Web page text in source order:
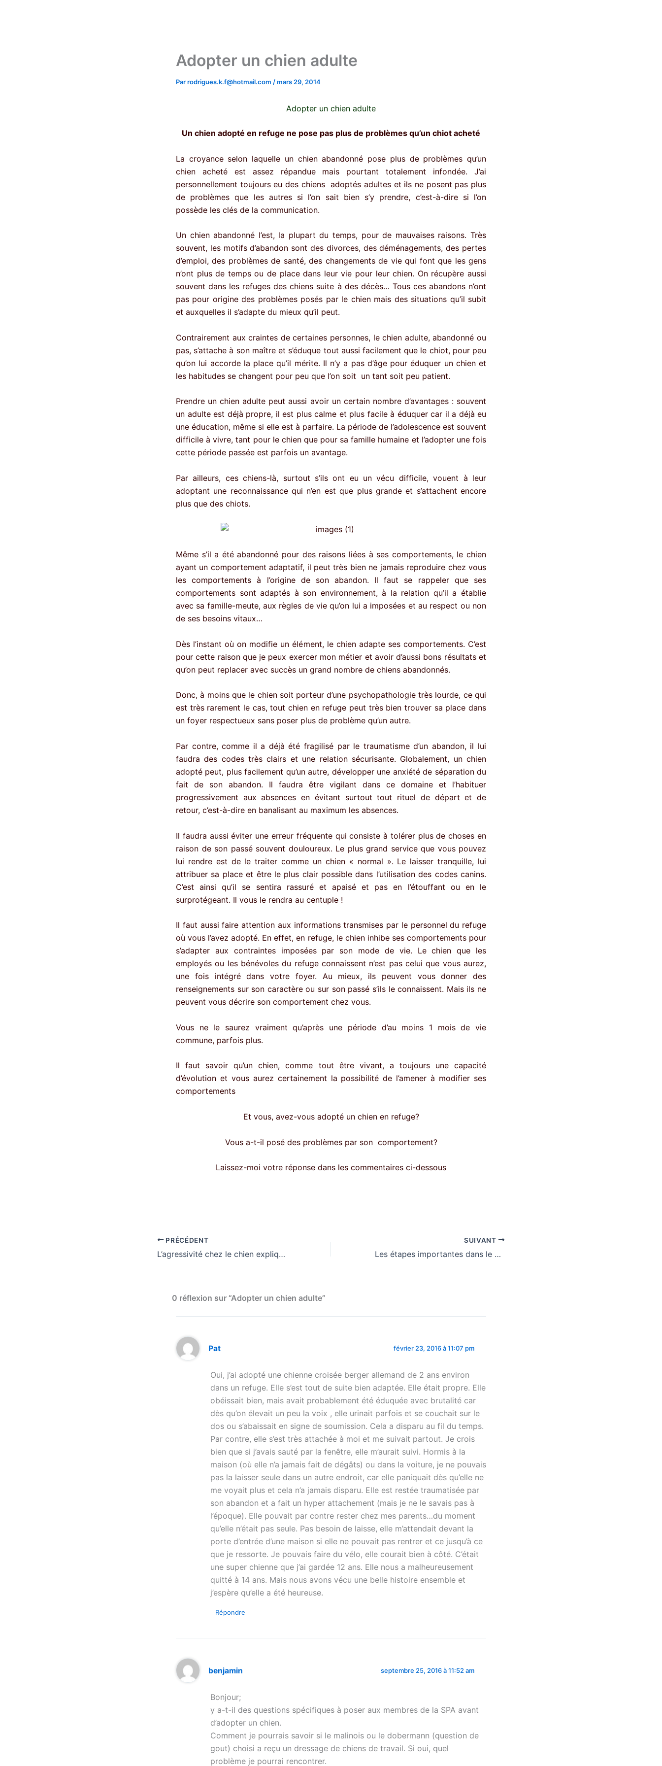
Adopter un chien adulte
Parrodrigues.k.f@hotmail.com /mars 29, 2014
Adopter un chien adulte
Un chien adopté en refuge ne pose pas plus de problèmes qu’un chiot acheté
La croyance selon laquelle un chien abandonné pose plus de problèmes qu’un
chien acheté est assez répandue mais pourtant totalement infondée. J’ai
personnellement toujours eu des chiens adoptés adultes et ils ne posent pas plus
de problèmes que les autres si l’on sait bien s’y prendre, c’est-à-dire si l’on
possède les clés de la communication.
Un chien abandonné l’est, la plupart du temps, pour de mauvaises raisons. Très
souvent, les motifs d’abandon sont des divorces, des déménagements, des pertes
d’emploi, des problèmes de santé, des changements de vie qui font que les gens
n’ont plus de temps ou de place dans leur vie pour leur chien. On récupère aussi
souvent dans les refuges des chiens suite à des décès… Tous ces abandons n’ont
pas pour origine des problèmes posés par le chien mais des situations qu’il subit
et auxquelles il s’adapte du mieux qu’il peut.
Contrairement aux craintes de certaines personnes, le chien adulte, abandonné ou
pas, s’attache à son maître et s’éduque tout aussi facilement que le chiot, pour peu
qu’on lui accorde la place qu’il mérite. Il n’y a pas d’âge pour éduquer un chien et
les habitudes se changent pour peu que l’on soit un tant soit peu patient.
Prendre un chien adulte peut aussi avoir un certain nombre d’avantages : souvent
un adulte est déjà propre, il est plus calme et plus facile à éduquer car il a déjà eu
une éducation, même si elle est à parfaire. La période de l’adolescence est souvent
difficile à vivre, tant pour le chien que pour sa famille humaine et l’adopter une fois
cette période passée est parfois un avantage.
Par ailleurs, ces chiens-là, surtout s’ils ont eu un vécu difficile, vouent à leur
adoptant une reconnaissance qui n’en est que plus grande et s’attachent encore
plus que des chiots.
Même s’il a été abandonné pour des raisons liées à ses comportements, le chien
ayant un comportement adaptatif, il peut très bien ne jamais reproduire chez vous
les comportements à l’origine de son abandon. Il faut se rappeler que ses
comportements sont adaptés à son environnement, à la relation qu’il a établie
avec sa famille-meute, aux règles de vie qu’on lui a imposées et au respect ou non
de ses besoins vitaux…
Dès l’instant où on modifie un élément, le chien adapte ses comportements. C’est
pour cette raison que je peux exercer mon métier et avoir d’aussi bons résultats et
qu’on peut replacer avec succès un grand nombre de chiens abandonnés.
Donc, à moins que le chien soit porteur d’une psychopathologie très lourde, ce qui
est très rarement le cas, tout chien en refuge peut très bien trouver sa place dans
un foyer respectueux sans poser plus de problème qu’un autre.
Par contre, comme il a déjà été fragilisé par le traumatisme d’un abandon, il lui
faudra des codes très clairs et une relation sécurisante. Globalement, un chien
adopté peut, plus facilement qu’un autre, développer une anxiété de séparation du
fait de son abandon. Il faudra être vigilant dans ce domaine et l’habituer
progressivement aux absences en évitant surtout tout rituel de départ et de
retour, c’est-à-dire en banalisant au maximum les absences.
Il faudra aussi éviter une erreur fréquente qui consiste à tolérer plus de choses en
raison de son passé souvent douloureux. Le plus grand service que vous pouvez
lui rendre est de le traiter comme un chien « normal ». Le laisser tranquille, lui
attribuer sa place et être le plus clair possible dans l’utilisation des codes canins.
C’est ainsi qu’il se sentira rassuré et apaisé et pas en l’étouffant ou en le
surprotégeant. Il vous le rendra au centuple !
Il faut aussi faire attention aux informations transmises par le personnel du refuge
où vous l’avez adopté. En effet, en refuge, le chien inhibe ses comportements pour
s’adapter aux contraintes imposées par son mode de vie. Le chien que les
employés ou les bénévoles du refuge connaissent n’est pas celui que vous aurez,
une fois intégré dans votre foyer. Au mieux, ils peuvent vous donner des
renseignements sur son caractère ou sur son passé s’ils le connaissent. Mais ils ne
peuvent vous décrire son comportement chez vous.
Vous ne le saurez vraiment qu’après une période d’au moins 1 mois de vie
commune, parfois plus.
Il faut savoir qu’un chien, comme tout être vivant, a toujours une capacité
d’évolution et vous aurez certainement la possibilité de l’amener à modifier ses
comportements
Et vous, avez-vous adopté un chien en refuge?
Vous a-t-il posé des problèmes par son comportement?
Laissez-moi votre réponse dans les commentaires ci-dessous
PRÉCÉDENT
L’agressivité chez le chien expliquée
SUIVANT
Les étapes importantes dans le développement du chiot
0 réflexion sur “Adopter un chien adulte”
Pat février 23, 2016 à 11:07 pm
Oui, j’ai adopté une chienne croisée berger allemand de 2 ans environ
dans un refuge. Elle s’est tout de suite bien adaptée. Elle était propre. Elle
obéissait bien, mais avait probablement été éduquée avec brutalité car
dès qu’on élevait un peu la voix , elle urinait parfois et se couchait sur le
dos ou s’abaissait en signe de soumission. Cela a disparu au fil du temps.
Par contre, elle s’est très attachée à moi et me suivait partout. Je crois
bien que si j’avais sauté par la fenêtre, elle m’aurait suivi. Hormis à la
maison (où elle n’a jamais fait de dégâts) ou dans la voiture, je ne pouvais
pas la laisser seule dans un autre endroit, car elle paniquait dès qu’elle ne
me voyait plus et cela n’a jamais disparu. Elle est restée traumatisée par
son abandon et a fait un hyper attachement (mais je ne le savais pas à
l’époque). Elle pouvait par contre rester chez mes parents…du moment
qu’elle n’était pas seule. Pas besoin de laisse, elle m’attendait devant la
porte d’entrée d’une maison si elle ne pouvait pas rentrer et ce jusqu’à ce
que je ressorte. Je pouvais faire du vélo, elle courait bien à côté. C’était
une super chienne que j’ai gardée 12 ans. Elle nous a malheureusement
quitté à 14 ans. Mais nous avons vécu une belle histoire ensemble et
j’espère qu’elle a été heureuse.
Répondre
benjamin septembre 25, 2016 à 11:52 am
Bonjour;
y a-t-il des questions spécifiques à poser aux membres de la SPA avant
d’adopter un chien.
Comment je pourrais savoir si le malinois ou le dobermann (question de
gout) choisi a reçu un dressage de chiens de travail. Si oui, quel
problème je pourrai rencontrer.